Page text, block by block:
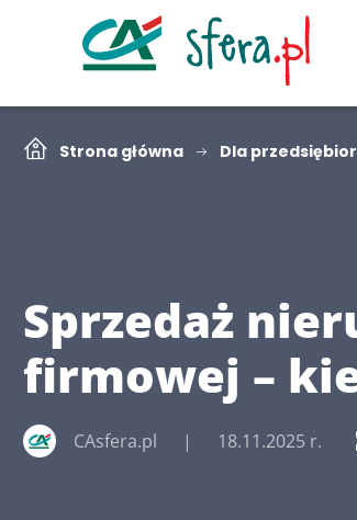
Strona główna Dla
Sprzedaż
firmowej –
CAsfera.pl 18.11.2025 r.